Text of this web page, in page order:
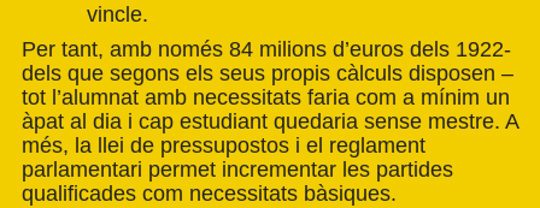
vincle.
Per tant, amb només 84 milions d’euros dels 1922-
dels que segons els seus propis càlculs disposen –
tot l’alumnat amb necessitats faria com a mínim un
àpat al dia i cap estudiant quedaria sense mestre. A
més, la llei de pressupostos i el reglament
parlamentari permet incrementar les partides
qualificades com necessitats bàsiques.